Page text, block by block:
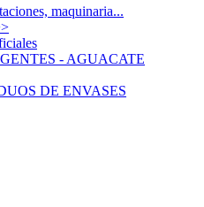
maquinaria...
- AGUACATE
DE ENVASES